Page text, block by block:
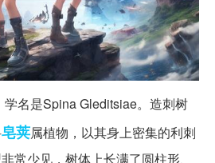
学名是Spina Gleditsiae。造刺树
皂荚属植物，以其身上密集的利刺
常少见，树体上长满了圆柱形、